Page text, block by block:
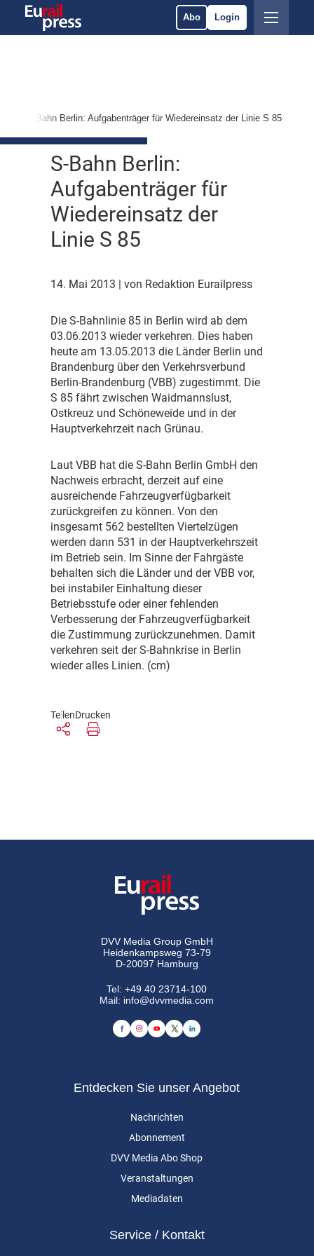
Abo Login
S-Bahn Berlin: Aufgabenträger für Wiedereinsatz der Linie S 85
S-Bahn Berlin:
Aufgabenträger für
Wiedereinsatz der
Linie S 85
14. Mai 2013 | von Redaktion Eurailpress
Die S-Bahnlinie 85 in Berlin wird ab dem
03.06.2013 wieder verkehren. Dies haben
heute am 13.05.2013 die Länder Berlin und
Brandenburg über den Verkehrsverbund
Berlin-Brandenburg (VBB) zugestimmt. Die
S 85 fährt zwischen Waidmannslust,
Ostkreuz und Schöneweide und in der
Hauptverkehrzeit nach Grünau.
Laut VBB hat die S-Bahn Berlin GmbH den
Nachweis erbracht, derzeit auf eine
ausreichende Fahrzeugverfügbarkeit
zurückgreifen zu können. Von den
insgesamt 562 bestellten Viertelzügen
werden dann 531 in der Hauptverkehrszeit
im Betrieb sein. Im Sinne der Fahrgäste
behalten sich die Länder und der VBB vor,
bei instabiler Einhaltung dieser
Betriebsstufe oder einer fehlenden
Verbesserung der Fahrzeugverfügbarkeit
die Zustimmung zurückzunehmen. Damit
verkehren seit der S-Bahnkrise in Berlin
wieder alles Linien. (cm)
TeilenDrucken
DVV Media Group GmbH
Heidenkampsweg 73-79
D-20097 Hamburg
Tel:+49 40 23714-100
Mail: info@dvvmedia.com
Entdecken Sie unser Angebot
Nachrichten
Abonnement
DVV Media Abo Shop
Veranstaltungen
Mediadaten
Service / Kontakt